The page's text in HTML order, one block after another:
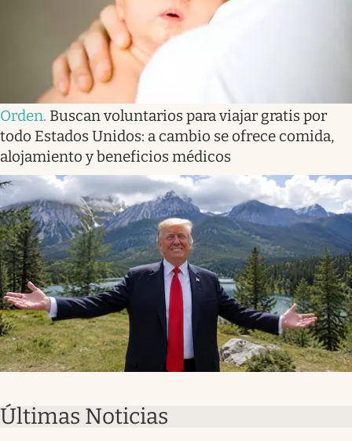
Orden. Buscan voluntarios para viajar gratis por
todo Estados Unidos: a cambio se ofrece comida,
alojamiento y beneficios médicos
Últimas Noticias